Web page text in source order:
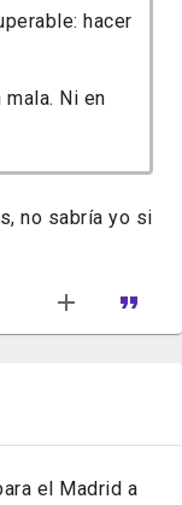
hacer
Ni en
no sabría yo si
el Madrid a